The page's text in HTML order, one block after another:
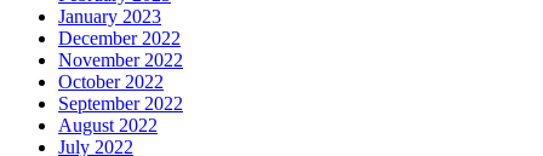
January 2023
December 2022
November 2022
October 2022
September 2022
August 2022
July 2022